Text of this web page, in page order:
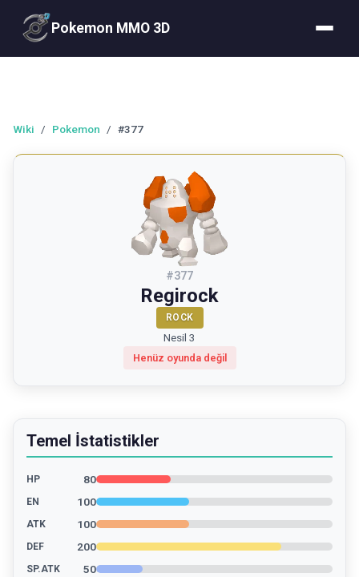
Pokemon MMO 3D
Wiki / Pokemon / #377
#377
Regirock
ROCK
Nesil 3
Henüz oyunda değil
Temel İstatistikler
HP 80
EN 100
ATK 100
DEF 200
SP.ATK 50